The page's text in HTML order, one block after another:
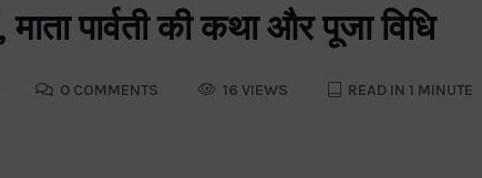
पार्वती की कथा और पूजा विधि
0 COMMENTS 16 VIEWS READ IN 1 MINUTE